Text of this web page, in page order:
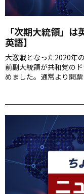
「次期大統領」
英語】
大激戦となった2020年
前副大統領が共和党の
めました。通常より開